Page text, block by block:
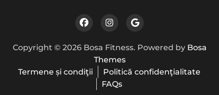
Copyright © 2026 Bosa Fitness. Powered by Bosa
Themes
Termene și condiţii
Politică confidenţialitate
FAQs